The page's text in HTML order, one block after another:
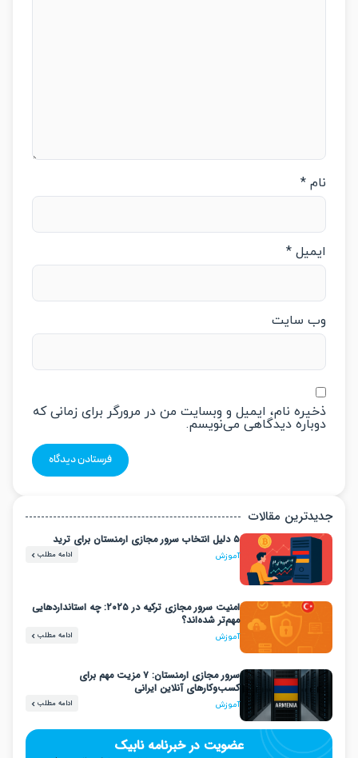
سایت
نام، ایمیل و وبسایت من در مرورگر برای زمانی که
دیدگاهی می‌نویسم.
مقالات
آموزش
امنیت سرور مجازی ترکیه در ۲۰۲۵: چه استانداردهایی
مهم‌تر شده‌اند؟
آموزش
سرور مجازی ارمنستان: ۷ مزیت مهم برای
کسب‌وکارهای آنلاین ایرانی
آموزش
عضویت در خبرنامه نابیک